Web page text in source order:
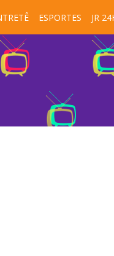
ESPORTES JR